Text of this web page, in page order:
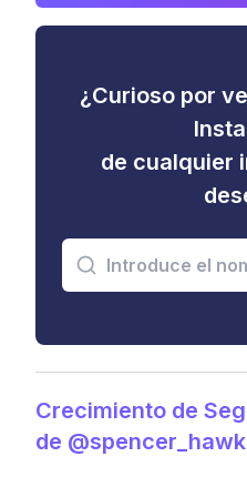
¿Curioso por
de cualquier
Crecimiento de
de